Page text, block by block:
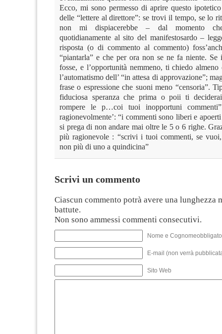
Ecco, mi sono permesso di aprire questo
delle “lettere al direttore”: se trovi il tempo, se lo
non mi dispiacerebbe – dal momento
quotidianamente al sito del manifestosardo –
risposta (o di commento al commento)
“piantarla” e che per ora non se ne fa niente.
fosse, e l’opportunità nemmeno, ti chiedo
l’automatismo dell’ “in attesa di approvazione”;
frase o espressione che suoni meno “censoria”.
fiduciosa speranza che prima o poii ti
rompere le p…coi tuoi inopportuni
ragionevolmente’: “i commenti sono liberi e
si prega di non andare mai oltre le 5 o 6 righe.
più ragionevole : “scrivi i tuoi commenti, se
non più di uno a quindicina”
Scrivi un commento
Ciascun commento potrà avere una lunghezza
battute.
Non sono ammessi commenti consecutivi.
Nome e
E-mail (non verrà
Sito Web